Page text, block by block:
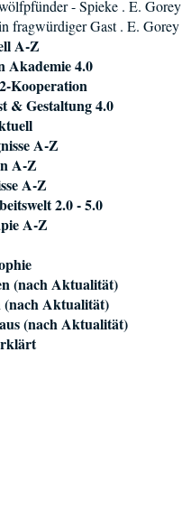
- Spieke . E. Gorey
fragwürdiger Gast . E. Gorey
A-Z
Akademie 4.0
Kooperation
& Gestaltung 4.0
A-Z
A-Z
A-Z
2.0 - 5.0
A-Z
(nach Aktualität)
Aktualität)
(nach Aktualität)